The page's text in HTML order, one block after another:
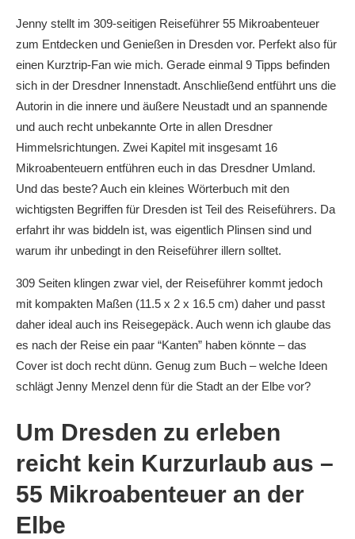
Jenny stellt im 309-seitigen Reiseführer 55 Mikroabenteuer
zum Entdecken und Genießen in Dresden vor. Perfekt also für
einen Kurztrip-Fan wie mich. Gerade einmal 9 Tipps befinden
sich in der Dresdner Innenstadt. Anschließend entführt uns die
Autorin in die innere und äußere Neustadt und an spannende
und auch recht unbekannte Orte in allen Dresdner
Himmelsrichtungen. Zwei Kapitel mit insgesamt 16
Mikroabenteuern entführen euch in das Dresdner Umland.
Und das beste? Auch ein kleines Wörterbuch mit den
wichtigsten Begriffen für Dresden ist Teil des Reiseführers. Da
erfahrt ihr was biddeln ist, was eigentlich Plinsen sind und
warum ihr unbedingt in den Reiseführer illern solltet.
309 Seiten klingen zwar viel, der Reiseführer kommt jedoch
mit kompakten Maßen (11.5 x 2 x 16.5 cm) daher und passt
daher ideal auch ins Reisegepäck. Auch wenn ich glaube das
es nach der Reise ein paar “Kanten” haben könnte – das
Cover ist doch recht dünn. Genug zum Buch – welche Ideen
schlägt Jenny Menzel denn für die Stadt an der Elbe vor?
Um Dresden zu erleben
reicht kein Kurzurlaub aus –
55 Mikroabenteuer an der
Elbe